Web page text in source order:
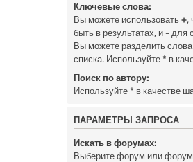
Ключевые слова:
Вы можете использовать +,
быть в результатах, и - для
Вы можете разделить
списка. Используйте * в
Поиск по автору:
Используйте * в качестве
ПАРАМЕТРЫ ЗАПРОСА
Искать в форумах:
Выберите форум или